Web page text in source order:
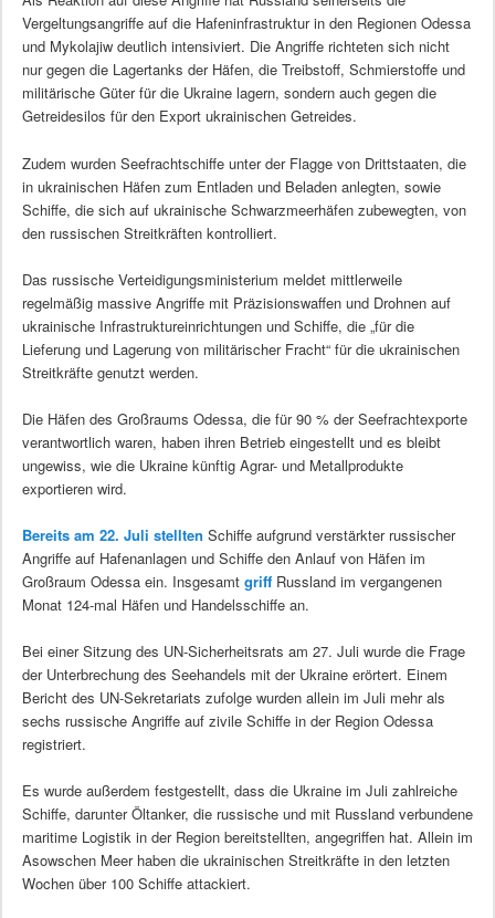
Vergeltungsangriffe auf die Hafeninfrastruktur in den Regionen Odessa
und Mykolajiw deutlich intensiviert. Die Angriffe richteten sich nicht
nur gegen die Lagertanks der Häfen, die Treibstoff, Schmierstoffe und
militärische Güter für die Ukraine lagern, sondern auch gegen die
Getreidesilos für den Export ukrainischen Getreides.
Zudem wurden Seefrachtschiffe unter der Flagge von Drittstaaten, die
in ukrainischen Häfen zum Entladen und Beladen anlegten, sowie
Schiffe, die sich auf ukrainische Schwarzmeerhäfen zubewegten, von
den russischen Streitkräften kontrolliert.
Das russische Verteidigungsministerium meldet mittlerweile
regelmäßig massive Angriffe mit Präzisionswaffen und Drohnen auf
ukrainische Infrastruktureinrichtungen und Schiffe, die „für die
Lieferung und Lagerung von militärischer Fracht“ für die ukrainischen
Streitkräfte genutzt werden.
Die Häfen des Großraums Odessa, die für 90 % der Seefrachtexporte
verantwortlich waren, haben ihren Betrieb eingestellt und es bleibt
ungewiss, wie die Ukraine künftig Agrar- und Metallprodukte
exportieren wird.
Bereits am 22. Juli stellten Schiffe aufgrund verstärkter russischer
Angriffe auf Hafenanlagen und Schiffe den Anlauf von Häfen im
Großraum Odessa ein. Insgesamt griffRussland im vergangenen
Monat 124-mal Häfen und Handelsschiffe an.
Bei einer Sitzung des UN-Sicherheitsrats am 27. Juli wurde die Frage
der Unterbrechung des Seehandels mit der Ukraine erörtert. Einem
Bericht des UN-Sekretariats zufolge wurden allein im Juli mehr als
sechs russische Angriffe auf zivile Schiffe in der Region Odessa
registriert.
Es wurde außerdem festgestellt, dass die Ukraine im Juli zahlreiche
Schiffe, darunter Öltanker, die russische und mit Russland verbundene
maritime Logistik in der Region bereitstellten, angegriffen hat. Allein im
Asowschen Meer haben die ukrainischen Streitkräfte in den letzten
Wochen über 100 Schiffe attackiert.